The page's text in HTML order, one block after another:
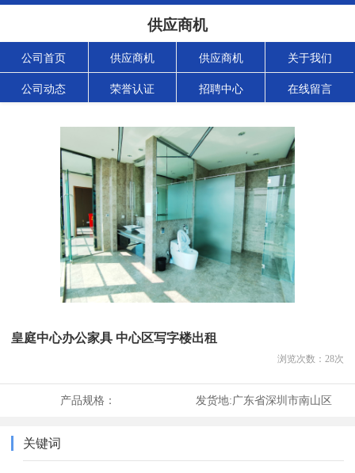
供应商机
公司首页 供应商机 供应商机 关于我们
公司动态 荣誉认证 招聘中心 在线留言
皇庭中心办公家具 中心区写字楼出租
浏览次数： 28次
产品规格： 发货地:广东省深圳市南山区
关键词